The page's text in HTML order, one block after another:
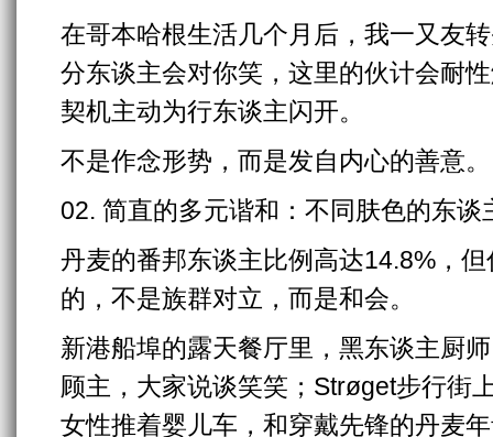
在哥本哈根生活几个月后，我一又友
分东谈主会对你笑，这里的伙计会耐
契机主动为行东谈主闪开。
不是作念形势，而是发自内心的善意。
02. 简直的多元谐和：不同肤色的东
丹麦的番邦东谈主比例高达14.8%，
的，不是族群对立，而是和会。
新港船埠的露天餐厅里，黑东谈主厨
顾主，大家说谈笑笑；Strøget步行街
女性推着婴儿车，和穿戴先锋的丹麦